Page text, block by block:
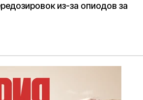
из-за опиодов за